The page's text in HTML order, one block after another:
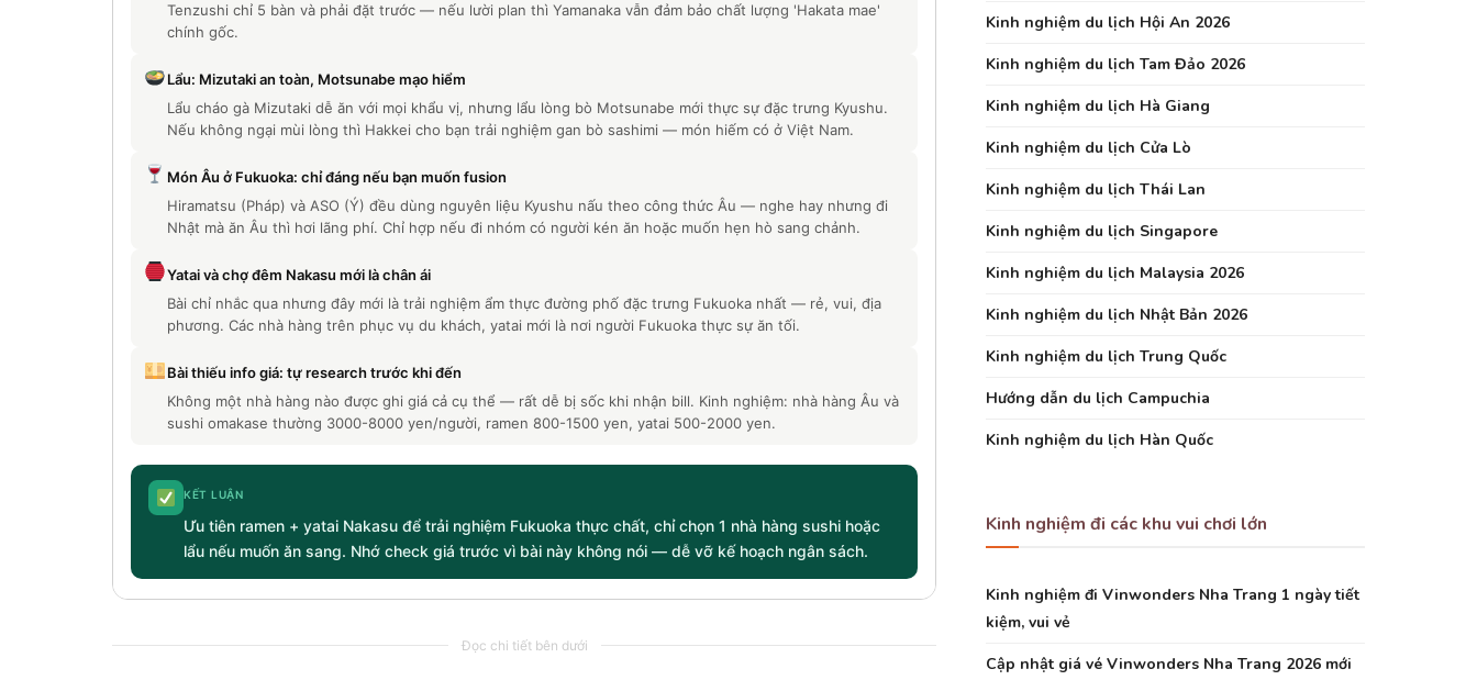
Tenzushi chỉ 5 bàn và phải đặt trước — nếu lười plan thì Yamanaka vẫn đảm bảo chất lượng 'Hakata mae'
chính gốc.
Lẩu: Mizutaki an toàn, Motsunabe mạo hiểm
Lẩu cháo gà Mizutaki dễ ăn với mọi khẩu vị, nhưng lẩu lòng bò Motsunabe mới thực sự đặc trưng Kyushu.
Nếu không ngại mùi lòng thì Hakkei cho bạn trải nghiệm gan bò sashimi — món hiếm có ở Việt Nam.
Món Âu ở Fukuoka: chỉ đáng nếu bạn muốn fusion
Hiramatsu (Pháp) và ASO (Ý) đều dùng nguyên liệu Kyushu nấu theo công thức Âu — nghe hay nhưng đi
Nhật mà ăn Âu thì hơi lãng phí. Chỉ hợp nếu đi nhóm có người kén ăn hoặc muốn hẹn hò sang chảnh.
Yatai và chợ đêm Nakasu mới là chân ái
Bài chỉ nhắc qua nhưng đây mới là trải nghiệm ẩm thực đường phố đặc trưng Fukuoka nhất — rẻ, vui, địa
phương. Các nhà hàng trên phục vụ du khách, yatai mới là nơi người Fukuoka thực sự ăn tối.
Bài thiếu info giá: tự research trước khi đến
Không một nhà hàng nào được ghi giá cả cụ thể — rất dễ bị sốc khi nhận bill. Kinh nghiệm: nhà hàng Âu và
sushi omakase thường 3000-8000 yen/người, ramen 800-1500 yen, yatai 500-2000 yen.
KẾT LUẬN
Ưu tiên ramen + yatai Nakasu để trải nghiệm Fukuoka thực chất, chỉ chọn 1 nhà hàng sushi hoặc
lẩu nếu muốn ăn sang. Nhớ check giá trước vì bài này không nói — dễ vỡ kế hoạch ngân sách.
Đọc chi tiết bên dưới
Kinh nghiệm du lịch Hội An 2026
Kinh nghiệm du lịch Tam Đảo 2026
Kinh nghiệm du lịch Hà Giang
Kinh nghiệm du lịch Cửa Lò
Kinh nghiệm du lịch Thái Lan
Kinh nghiệm du lịch Singapore
Kinh nghiệm du lịch Malaysia 2026
Kinh nghiệm du lịch Nhật Bản 2026
Kinh nghiệm du lịch Trung Quốc
Hướng dẫn du lịch Campuchia
Kinh nghiệm du lịch Hàn Quốc
Kinh nghiệm đi các khu vui chơi lớn
Kinh nghiệm đi Vinwonders Nha Trang 1 ngày tiết
kiệm, vui vẻ
Cập nhật giá vé Vinwonders Nha Trang 2026 mới